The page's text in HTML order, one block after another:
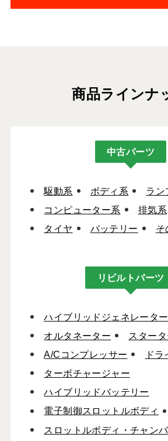
商品ラインナ
中古パーツ
駆動系 ボディ系
ラン
コンピューター系
排気系
タイヤ
バッテリー そ
リビルトパーツ
ハイブリッドジェネレーター
オルタネーター
スター
A/Cコンプレッサー
ドラ
ターボチャージャー
ハイブリッドバッテリー
電子制御スロットルボディ
スロットルボディ・チャン